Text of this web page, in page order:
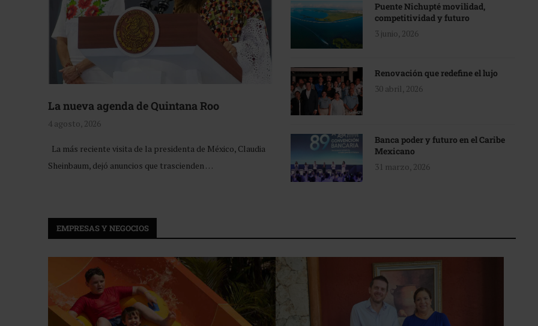
La nueva agenda de Quintana Roo
4 agosto, 2026
La más reciente visita de la presidenta de México, Claudia
Sheinbaum, dejó anuncios que trascienden …
Puente Nichupté movilidad,
competitividad y futuro
3 junio, 2026
Renovación que redefine el lujo
30 abril, 2026
Banca poder y futuro en el Caribe
Mexicano
31 marzo, 2026
EMPRESAS Y NEGOCIOS